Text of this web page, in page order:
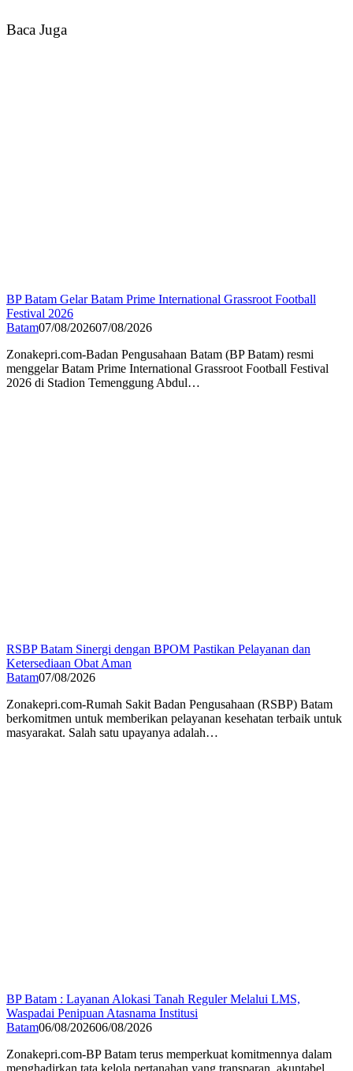
Baca Juga
BP Batam Gelar Batam Prime International Grassroot Football
Festival 2026
Batam07/08/202607/08/2026
Zonakepri.com-Badan Pengusahaan Batam (BP Batam) resmi
menggelar Batam Prime International Grassroot Football Festival
2026 di Stadion Temenggung Abdul…
RSBP Batam Sinergi dengan BPOM Pastikan Pelayanan dan
Ketersediaan Obat Aman
Batam07/08/2026
Zonakepri.com-Rumah Sakit Badan Pengusahaan (RSBP) Batam
berkomitmen untuk memberikan pelayanan kesehatan terbaik untuk
masyarakat. Salah satu upayanya adalah…
BP Batam : Layanan Alokasi Tanah Reguler Melalui LMS,
Waspadai Penipuan Atasnama Institusi
Batam06/08/202606/08/2026
Zonakepri.com-BP Batam terus memperkuat komitmennya dalam